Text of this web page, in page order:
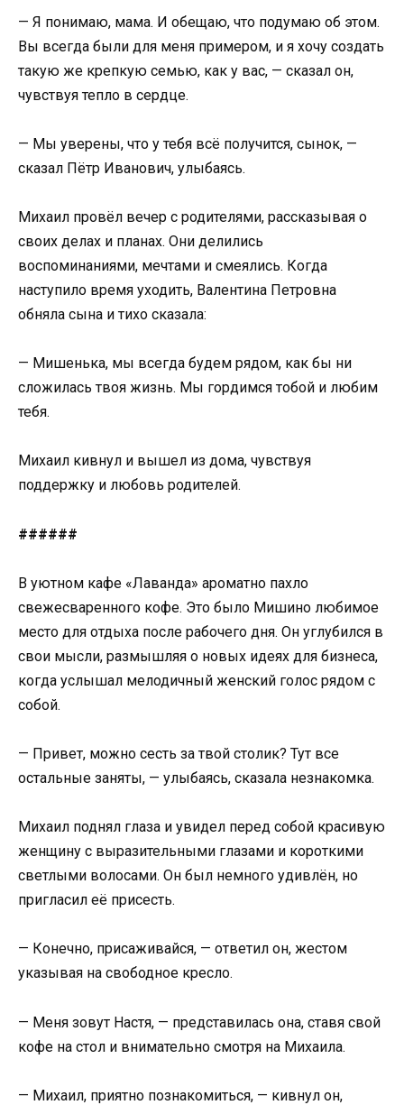
— Я понимаю, мама. И обещаю, что подумаю об этом.
Вы всегда были для меня примером, и я хочу создать
такую же крепкую семью, как у вас, — сказал он,
чувствуя тепло в сердце.
— Мы уверены, что у тебя всё получится, сынок, —
сказал Пётр Иванович, улыбаясь.
Михаил провёл вечер с родителями, рассказывая о
своих делах и планах. Они делились
воспоминаниями, мечтами и смеялись. Когда
наступило время уходить, Валентина Петровна
обняла сына и тихо сказала:
— Мишенька, мы всегда будем рядом, как бы ни
сложилась твоя жизнь. Мы гордимся тобой и любим
тебя.
Михаил кивнул и вышел из дома, чувствуя
поддержку и любовь родителей.
######
В уютном кафе «Лаванда» ароматно пахло
свежесваренного кофе. Это было Мишино любимое
место для отдыха после рабочего дня. Он углубился в
свои мысли, размышляя о новых идеях для бизнеса,
когда услышал мелодичный женский голос рядом с
собой.
— Привет, можно сесть за твой столик? Тут все
остальные заняты, — улыбаясь, сказала незнакомка.
Михаил поднял глаза и увидел перед собой красивую
женщину с выразительными глазами и короткими
светлыми волосами. Он был немного удивлён, но
пригласил её присесть.
— Конечно, присаживайся, — ответил он, жестом
указывая на свободное кресло.
— Меня зовут Настя, — представилась она, ставя свой
кофе на стол и внимательно смотря на Михаила.
— Михаил, приятно познакомиться, — кивнул он,